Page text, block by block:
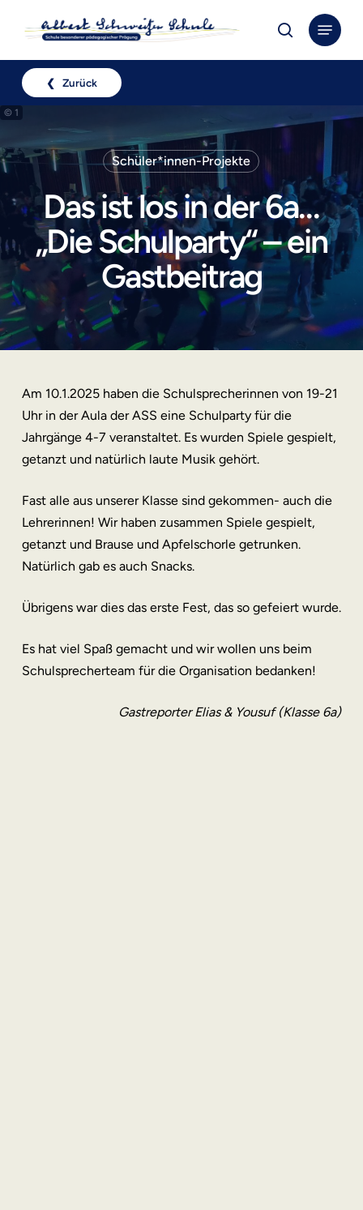
content
search
Menu
❮ Zurück
© 1
Schüler*innen-Projekte
Das ist los in der 6a…
„Die Schulparty“ – ein
Gastbeitrag
Am 10.1.2025 haben die Schulsprecherinnen von 19-21
Uhr in der Aula der ASS eine Schulparty für die
Jahrgänge 4-7 veranstaltet. Es wurden Spiele gespielt,
getanzt und natürlich laute Musik gehört.
Fast alle aus unserer Klasse sind gekommen- auch die
Lehrerinnen! Wir haben zusammen Spiele gespielt,
getanzt und Brause und Apfelschorle getrunken.
Natürlich gab es auch Snacks.
Übrigens war dies das erste Fest, das so gefeiert wurde.
Es hat viel Spaß gemacht und wir wollen uns beim
Schulsprecherteam für die Organisation bedanken!
Gastreporter Elias & Yousuf (Klasse 6a)
Close